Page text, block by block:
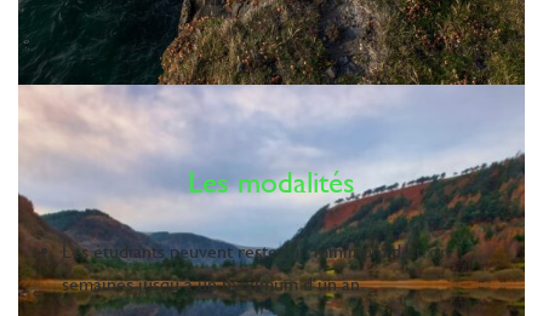
Les modalités
Les étudiants peuvent rester un minimum de trois
semaines jusqu’à un maximum d’un an